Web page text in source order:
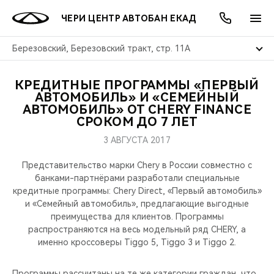
ЧЕРИ ЦЕНТР АВТОБАН ЕКАД
Березовский, Березовский тракт, стр. 11А
МОДЕЛИ
СЕДАНЫ
НОВИНКИ
ПОКУПАТЕЛЯМ
ВЫБОР И ПОКУПКА
ВЛАДЕЛЬЦАМ
ПОДДЕРЖКА
CHERY CONNECT
МИР CHERY
CHERY В СОЦСЕТЯХ
ЛЮДИ CHERY
БЛАГОТВОРИТЕЛЬНОСТЬ
АКЦИИ
ВЫГОДЫ И АКЦИИ
ОНЛАЙН СЕРВИСЫ
ВЫБОР И ПОКУПКА
О КОМПАНИИ
КРЕДИТНЫЕ ПРОГРАММЫ «ПЕРВЫЙ
АВТОМОБИЛЬ» И «СЕМЕЙНЫЙ
АВТОМОБИЛЬ» ОТ CHERY FINANCE
СРОКОМ ДО 7 ЛЕТ
3 АВГУСТА 2017
Представительство марки Chery в России совместно с
банками-партнёрами разработали специальные
кредитные программы: Chery Direct, «Первый автомобиль»
и «Семейный автомобиль», предлагающие выгодные
преимущества для клиентов. Программы
распространяются на весь модельный ряд CHERY, а
именно кроссоверы Tiggo 5, Tiggo 3 и Tiggo 2.